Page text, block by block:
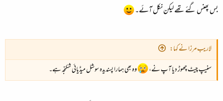
بس پھنس گئے تھے لیکن نکل آئے۔
لاریب مرزا نے کہا:
سنیپ چیٹ چھوڑ دیا آپ نے،
وہ بھی ہمارا پسندیدہ سوشل میڈیائی شکنجہ ہے۔